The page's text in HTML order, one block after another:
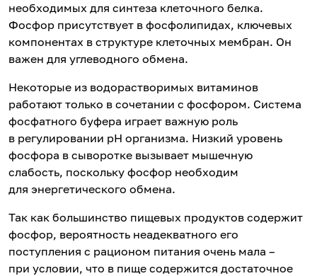
необходимых для синтеза клеточного белка.
Фосфор присутствует в фосфолипидах, ключевых
компонентах в структуре клеточных мембран. Он
важен для углеводного обмена.
Некоторые из водорастворимых витаминов
работают только в сочетании с фосфором. Система
фосфатного буфера играет важную роль
в регулировании рН организма. Низкий уровень
фосфора в сыворотке вызывает мышечную
слабость, поскольку фосфор необходим
для энергетического обмена.
Так как большинство пищевых продуктов содержит
фосфор, вероятность неадекватного его
поступления с рационом питания очень мала –
при условии, что в пище содержится достаточное